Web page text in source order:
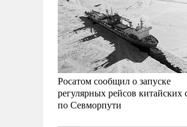
Росатом сообщил о запуске
регулярных рейсов китайских
по Севморпути